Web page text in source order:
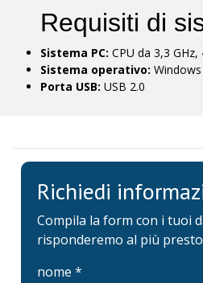
Requisiti di
Sistema PC: CPU da 3,3 GHz,
Sistema operativo:
Porta USB: USB 2.0
Richiedi
Compila la form con i tuoi
risponderemo al più presto
nome *